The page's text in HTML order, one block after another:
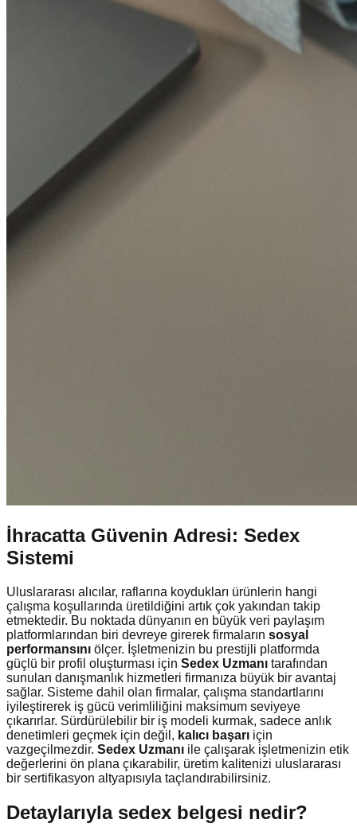
İhracatta Güvenin Adresi: Sedex
Sistemi
Uluslararası alıcılar, raflarına koydukları ürünlerin hangi
çalışma koşullarında üretildiğini artık çok yakından takip
etmektedir. Bu noktada dünyanın en büyük veri paylaşım
platformlarından biri devreye girerek firmaların sosyal
performansını ölçer. İşletmenizin bu prestijli platformda
güçlü bir profil oluşturması için Sedex Uzmanı tarafından
sunulan danışmanlık hizmetleri firmanıza büyük bir avantaj
sağlar. Sisteme dahil olan firmalar, çalışma standartlarını
iyileştirerek iş gücü verimliliğini maksimum seviyeye
çıkarırlar. Sürdürülebilir bir iş modeli kurmak, sadece anlık
denetimleri geçmek için değil, kalıcı başarı için
vazgeçilmezdir. Sedex Uzmanı ile çalışarak işletmenizin etik
değerlerini ön plana çıkarabilir, üretim kalitenizi uluslararası
bir sertifikasyon altyapısıyla taçlandırabilirsiniz.
Detaylarıyla sedex belgesi nedir?